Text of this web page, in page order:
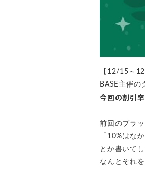
【12/15～
BASE主催の
今回の割引率
前回のブラ
「10%はな
とか書いて
なんとそれ